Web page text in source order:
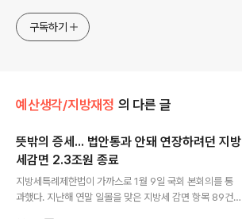
구독하기
예산생각/지방재정 의 다른 글
뜻밖의 증세... 법안통과 안돼 연장하려던 지방
세감면 2.3조원 종료
지방세특례제한법이 가까스로 1월 9일 국회 본회의를 통
과했다. 지난해 연말 일몰을 맞은 지방세 감면 항목 89건